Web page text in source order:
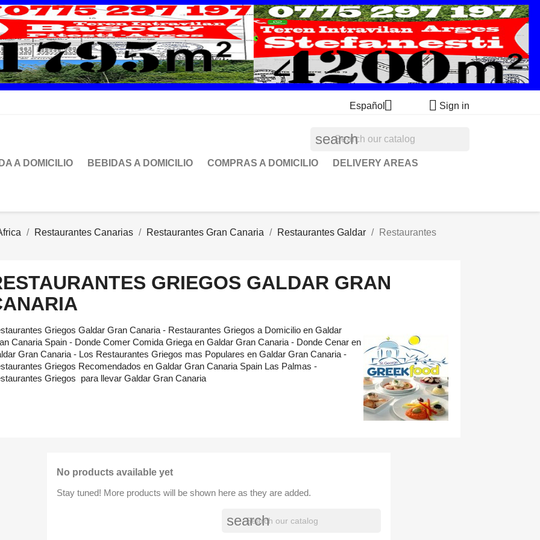
Español  Sign in
search
A DOMICILIO BEBIDAS A DOMICILIO COMPRAS A DOMICILIO DELIVERY AREAS
Restaurantes Canarias Restaurantes Gran Canaria Restaurantes Galdar
Restaurantes
GRIEGOS GALDAR GRAN
Griegos Galdar Gran Canaria - Restaurantes Griegos a Domicilio en Galdar
Canaria Spain - Donde Comer Comida Griega en Galdar Gran Canaria - Donde Cenar en
Gran Canaria - Los Restaurantes Griegos mas Populares en Galdar Gran Canaria -
Griegos Recomendados en Galdar Gran Canaria Spain Las Palmas -
Griegos para llevar Galdar Gran Canaria
No products available yet
Stay tuned! More products will be shown here as they are added.
search